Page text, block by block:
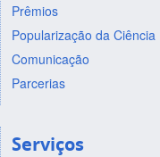
Prêmios
Popularização da Ciência
Comunicação
Parcerias
Serviços